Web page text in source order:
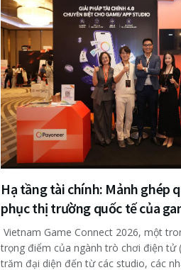
Hạ tầng tài chính: Mảnh ghép
phục thị trường quốc tế của
Vietnam Game Connect 2026, một
trọng điểm của ngành trò chơi điện tử
trăm đại diện đến từ các studio, các